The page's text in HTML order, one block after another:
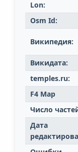
Lon:
Osm Id:
Википедия:
Викидата:
temples.ru:
F4 Map
Число
Дата